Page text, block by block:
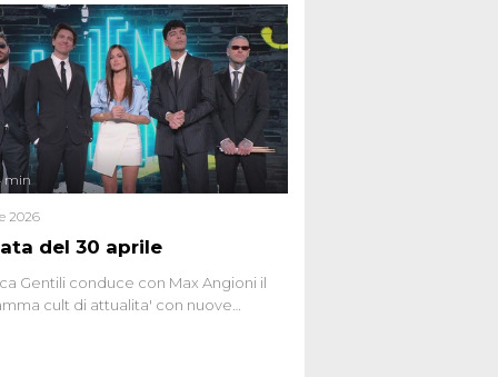
dei sospetti globali e del
che negli ultimi anni hanno
network, talk show, piazze digitali
collettivo.
del 30 aprile
min
2026
Gentili conduce con Max Angioni il
cult di attualita' con nuove